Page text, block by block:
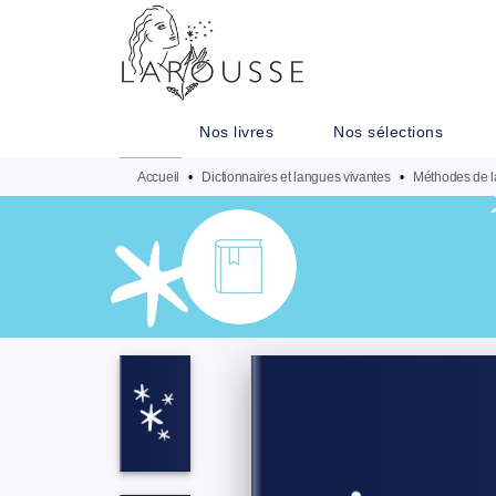
MENU
Nos livres Nos sélections
Accueil • Dictionnaires et langues vivantes • Méthodes de